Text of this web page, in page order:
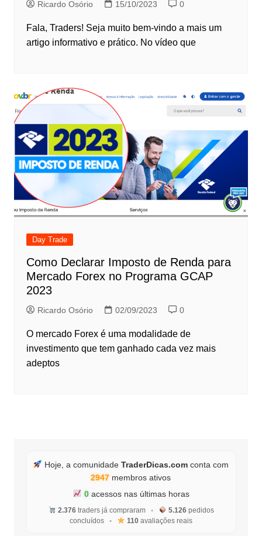
Ricardo Osório 15/10/2023 0
Fala, Traders! Seja muito bem-vindo a mais um
artigo informativo e prático. No vídeo que
Day Trade
Como Declarar Imposto de Renda para
Mercado Forex no Programa GCAP
2023
Ricardo Osório 02/09/2023 0
O mercado Forex é uma modalidade de
investimento que tem ganhado cada vez mais
adeptos
Hoje, a comunidadeTraderDicas.com conta com
2947 membros ativos
0acessos nas últimas horas
2.376traders já compraram • 5.126pedidos
concluídos
• 110avaliações reais